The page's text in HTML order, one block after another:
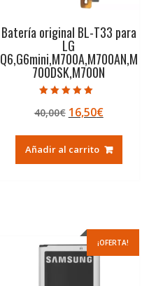
Batería original BL-T33 para
LG
Q6,G6mini,M700A,M700AN,M
700DSK,M700N
5.00
de 5
40,00€ El
original
era:
16,50€El
actual
es:
Añadir al carrito
¡OFERTA!